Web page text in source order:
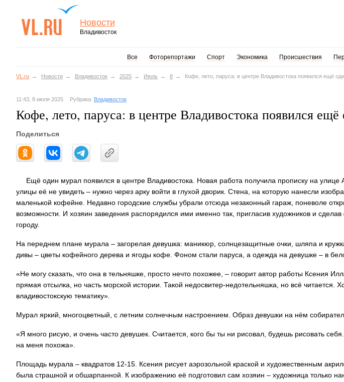
Новости
Владивосток
Все Фоторепортажи Спорт Экономика Происшествия
VL.ru Новости Владивосток 2025 Июль 8 Кофе, лето, паруса: в центре Владивостока появился ещё
11:43, 8 июля 2025 Рубрика: Владивосток
Кофе, лето, паруса: в центре Владивостока появился
Поделиться
Ещё один мурал появился в центре Владивостока. Новая работа получила прописку на
улицы её не увидеть – нужно через арку войти в глухой дворик. Стена, на которую нанесли
маленькой кофейне. Недавно городские службы убрали отсюда незаконный гараж, поневоле
возможности. И хозяин заведения распорядился ими именно так, пригласив художников и
городу.
На переднем плане мурала – загорелая девушка: маникюр, солнцезащитные очки, шляпа и
дивы – цветы кофейного дерева и ягоды кофе. Фоном стали паруса, а одежда на девушке – в
«Не могу сказать, что она в тельняшке, просто нечто похожее, – говорит автор работы Ксения
прямая отсылка, но часть морской истории. Такой недосвитер-недотельняшка, но всё читается.
владивостокскую тематику».
Мурал яркий, многоцветный, с летним солнечным настроением. Образ девушки на нём
«Я много рисую, и очень часто девушек. Считается, кого бы ты ни рисовал, будешь рисовать
на меня похожа».
Площадь мурала – квадратов 12-15. Ксения рисует аэрозольной краской и художественным
была страшной и обшарпанной. К изображению её подготовил сам хозяин – художница только